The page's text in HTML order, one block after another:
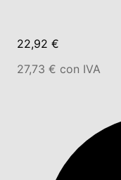
22,92 €
27,73 € con IVA